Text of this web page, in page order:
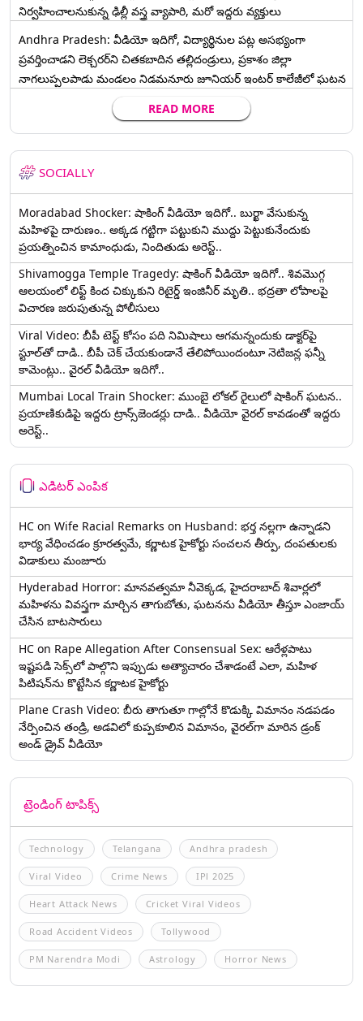
నిర్వహించాలనుకున్న ఢిల్లీ వస్త్ర వ్యాపారి, మరో ఇద్దరు వ్యక్తులు
Andhra Pradesh: వీడియో ఇదిగో, విద్యార్థినుల పట్ల అసభ్యంగా
ప్రవర్తించాడని లెక్చ‌ర‌ర్‌ని చిత‌క‌బాదిన త‌ల్లిదండ్రులు, ప్రకాశం జిల్లా
నాగలుప్పలపాడు మండలం నిడమనూరు జూనియర్ ఇంటర్ కాలేజీలో ఘటన
READ MORE
SOCIALLY
Moradabad Shocker: షాకింగ్ వీడియో ఇదిగో.. బుర్ఖా వేసుకున్న
మహిళపై దారుణం.. అక్కడ గట్టిగా పట్టుకుని ముద్దు పెట్టుకునేందుకు
ప్రయత్నించిన కామాంధుడు, నిందితుడు అరెస్ట్..
Shivamogga Temple Tragedy: షాకింగ్ వీడియో ఇదిగో.. శివమొగ్గ
ఆలయంలో లిఫ్ట్ కింద చిక్కుకుని రిటైర్డ్ ఇంజినీర్ మృతి.. భద్రతా లోపాలపై
విచారణ జరుపుతున్న పోలీసులు
Viral Video: బీపీ టెస్ట్‌ కోసం పది నిమిషాలు ఆగమన్నందుకు డాక్టర్‌పై
స్టూల్‌తో దాడి.. బీపీ చెక్ చేయకుండానే తేలిపోయిందంటూ నెటిజన్ల ఫన్నీ
కామెంట్లు.. వైరల్ వీడియో ఇదిగో..
Mumbai Local Train Shocker: ముంబై లోకల్ రైలులో షాకింగ్ ఘటన..
ప్రయాణికుడిపై ఇద్దరు ట్రాన్స్‌జెండర్లు దాడి.. వీడియో వైరల్ కావడంతో ఇద్దరు
అరెస్ట్..
ఎడిటర్ ఎంపిక
HC on Wife Racial Remarks on Husband: భర్త న‌ల్ల‌గా ఉన్నాడ‌ని
భార్య వేధించ‌డం క్రూర‌త్వ‌మే, కర్ణాటక హైకోర్టు సంచలన తీర్పు, దంపతులకు
విడాకులు మంజూరు
Hyderabad Horror: మానవత్వమా నీవెక్కడ, హైదరాబాద్ శివార్లలో
మహిళను వివస్త్రగా మార్చిన తాగుబోతు, ఘటనను వీడియో తీస్తూ ఎంజాయ్
చేసిన బాటసారులు
HC on Rape Allegation After Consensual Sex: ఆరేళ్లపాటు
ఇష్టపడి సెక్స్‌లో పాల్గొని ఇప్పుడు అత్యాచారం చేశాడంటే ఎలా, మహిళ
పిటిషన్‌ను కొట్టేసిన కర్ణాటక హైకోర్టు
Plane Crash Video: బీరు తాగుతూ గాల్లోనే కొడుక్కి విమానం నడపడం
నేర్పించిన తండ్రి, అడవిలో కుప్పకూలిన విమానం, వైరల్‌గా మారిన డ్రంక్‌
అండ్ డ్రైవ్ వీడియో
ట్రెండింగ్ టాపిక్స్
Technology Telangana Andhra pradesh
Viral Video Crime News IPl 2025
Heart Attack News Cricket Viral Videos
Road Accident Videos Tollywood
PM Narendra Modi Astrology Horror News